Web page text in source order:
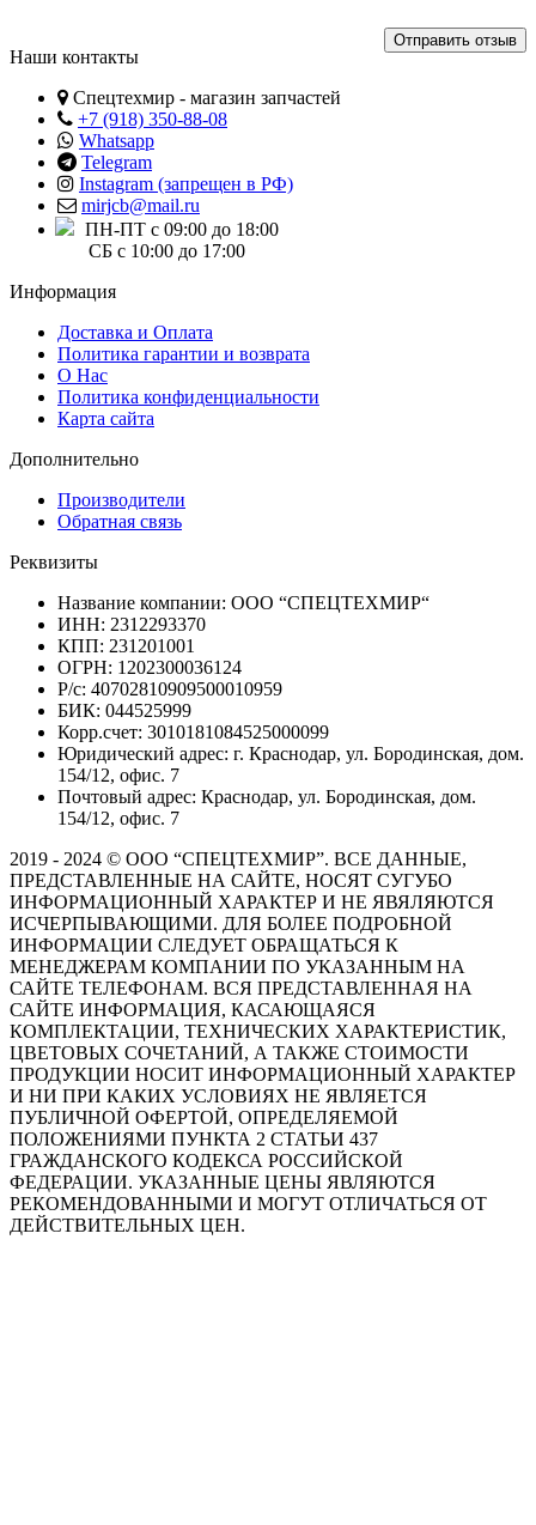
Отправить отзыв
Наши контакты
Спецтехмир - магазин запчастей
+7 (918) 350-88-08
Whatsapp
Telegram
Instagram (запрещен в РФ)
mirjcb@mail.ru
ПН-ПТ с 09:00 до 18:00
СБ с 10:00 до 17:00
Информация
Доставка и Оплата
Политика гарантии и возврата
О Нас
Политика конфиденциальности
Карта сайта
Дополнительно
Производители
Обратная связь
Реквизиты
Название компании: ООО “СПЕЦТЕХМИР“
ИНН: 2312293370
КПП: 231201001
ОГРН: 1202300036124
Р/с: 40702810909500010959
БИК: 044525999
Корр.счет: 3010181084525000099
Юридический адрес: г. Краснодар, ул. Бородинская, дом.
154/12, офис. 7
Почтовый адрес: Краснодар, ул. Бородинская, дом.
154/12, офис. 7
2019 - 2024 © ООО “СПЕЦТЕХМИР”. ВСЕ ДАННЫЕ,
ПРЕДСТАВЛЕННЫЕ НА САЙТЕ, НОСЯТ СУГУБО
ИНФОРМАЦИОННЫЙ ХАРАКТЕР И НЕ ЯВЯЛЯЮТСЯ
ИСЧЕРПЫВАЮЩИМИ. ДЛЯ БОЛЕЕ ПОДРОБНОЙ
ИНФОРМАЦИИ СЛЕДУЕТ ОБРАЩАТЬСЯ К
МЕНЕДЖЕРАМ КОМПАНИИ ПО УКАЗАННЫМ НА
САЙТЕ ТЕЛЕФОНАМ. ВСЯ ПРЕДСТАВЛЕННАЯ НА
САЙТЕ ИНФОРМАЦИЯ, КАСАЮЩАЯСЯ
КОМПЛЕКТАЦИИ, ТЕХНИЧЕСКИХ ХАРАКТЕРИСТИК,
ЦВЕТОВЫХ СОЧЕТАНИЙ, А ТАКЖЕ СТОИМОСТИ
ПРОДУКЦИИ НОСИТ ИНФОРМАЦИОННЫЙ ХАРАКТЕР
И НИ ПРИ КАКИХ УСЛОВИЯХ НЕ ЯВЛЯЕТСЯ
ПУБЛИЧНОЙ ОФЕРТОЙ, ОПРЕДЕЛЯЕМОЙ
ПОЛОЖЕНИЯМИ ПУНКТА 2 СТАТЬИ 437
ГРАЖДАНСКОГО КОДЕКСА РОССИЙСКОЙ
ФЕДЕРАЦИИ. УКАЗАННЫЕ ЦЕНЫ ЯВЛЯЮТСЯ
РЕКОМЕНДОВАННЫМИ И МОГУТ ОТЛИЧАТЬСЯ ОТ
ДЕЙСТВИТЕЛЬНЫХ ЦЕН.